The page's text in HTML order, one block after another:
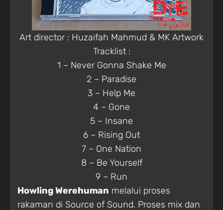
Art director : Huzaifah Mahmud & MK Artwork
Tracklist :
1 – Never Gonna Shake Me
2 – Paradise
3 – Help Me
4 – Gone
5 – Insane
6 – Rising Out
7 – One Nation
8 – Be Yourself
9 – Run
Howling Werehuman melalui proses
rakaman di Source of Sound. Proses mix dan